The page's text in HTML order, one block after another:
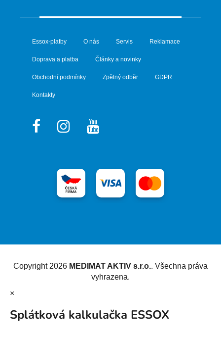
Essox-platby O nás Servis Reklamace
Doprava a platba Články a novinky
Obchodní podmínky Zpětný odběr GDPR
Kontakty
Copyright 2026 MEDIMAT AKTIV s.r.o.. Všechna práva
vyhrazena.
×
Splátková kalkulačka ESSOX